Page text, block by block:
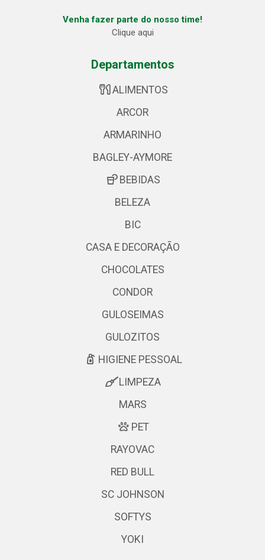
Venha fazer parte do nosso time!
Clique aqui
Departamentos
ALIMENTOS
ARCOR
ARMARINHO
BAGLEY-AYMORE
BEBIDAS
BELEZA
BIC
CASA E DECORAÇÃO
CHOCOLATES
CONDOR
GULOSEIMAS
GULOZITOS
HIGIENE PESSOAL
LIMPEZA
MARS
PET
RAYOVAC
RED BULL
SC JOHNSON
SOFTYS
YOKI